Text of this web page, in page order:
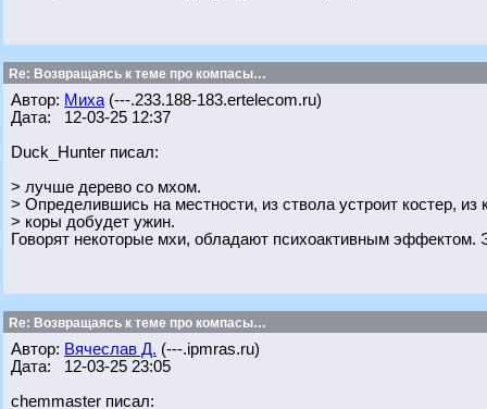
Re: Возвращаясь к теме про компасы…
Автор: Миха (---.233.188-183.ertelecom.ru)
Дата: 12-03-25 12:37
Duck_Hunter писал:
> лучше дерево со мхом.
> Определившись на местности, из ствола устроит костер,
> коры добудет ужин.
Говорят некоторые мхи, обладают психоактивным эффектом.
Re: Возвращаясь к теме про компасы…
Автор: Вячеслав Д. (---.ipmras.ru)
Дата: 12-03-25 23:05
chemmaster писал: